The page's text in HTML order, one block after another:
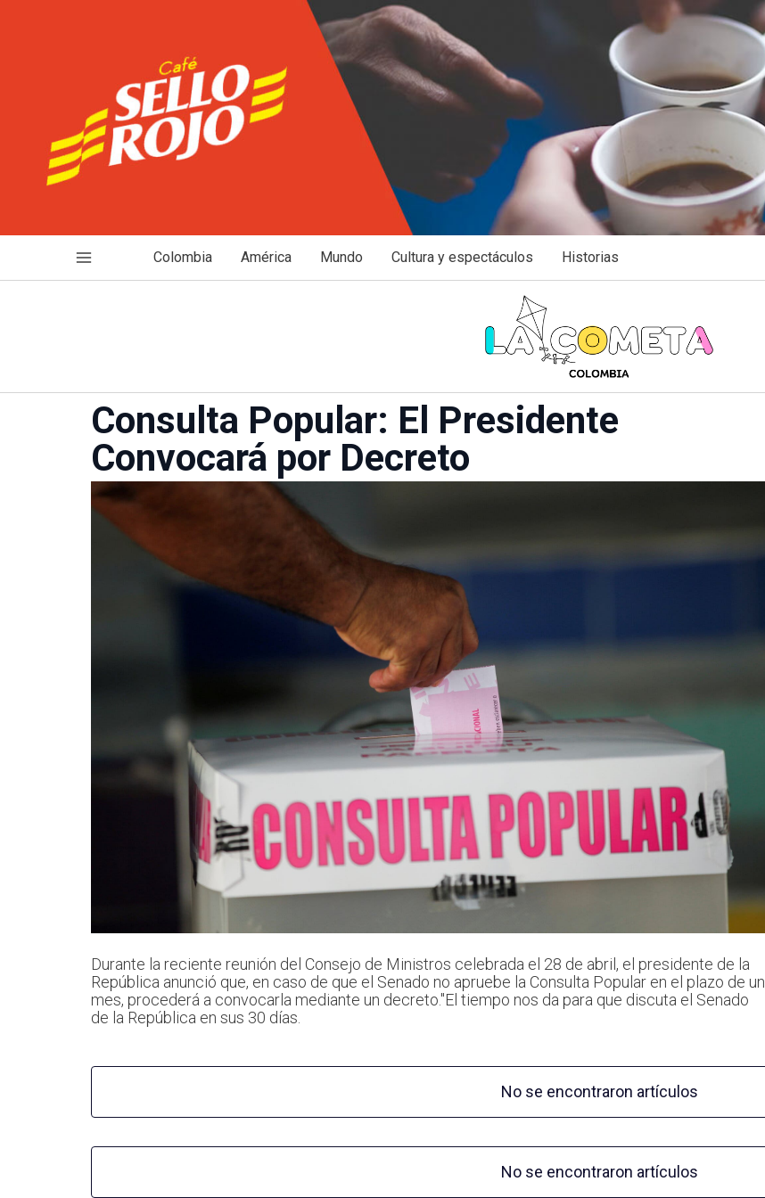
Colombia América Mundo Cultura y espectáculos Historias
Consulta Popular: El Presidente
Convocará por Decreto
Durante la reciente reunión del Consejo de Ministros celebrada el 28 de abril, el presidente de la
República anunció que, en caso de que el Senado no apruebe la Consulta Popular en el plazo de un
mes, procederá a convocarla mediante un decreto."El tiempo nos da para que discuta el Senado
de la República en sus 30 días.
No se encontraron artículos
No se encontraron artículos